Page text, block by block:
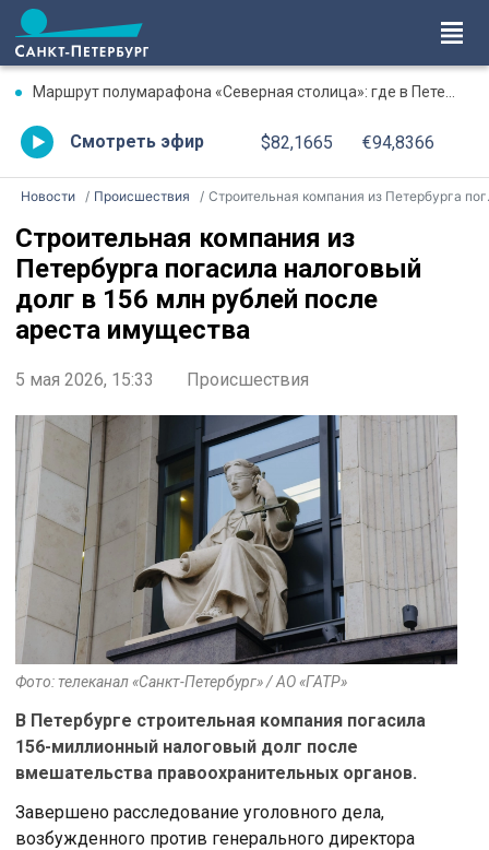
Маршрут полумарафона «Северная столица»: где в Петербурге будут перекрыты дороги 9 августа
Смотреть эфир $82,1665 €94,8366
Новости Происшествия Строительная компания из Петербурга погасила налоговый долг в 156 млн рублей после ареста имущества
Строительная компания из
Петербурга погасила налоговый
долг в 156 млн рублей после
ареста имущества
5 мая 2026, 15:33 Происшествия
Фото: телеканал «Санкт-Петербург» / АО «ГАТР»
В Петербурге строительная компания погасила
156-миллионный налоговый долг после
вмешательства правоохранительных органов.
Завершено расследование уголовного дела,
возбужденного против генерального директора